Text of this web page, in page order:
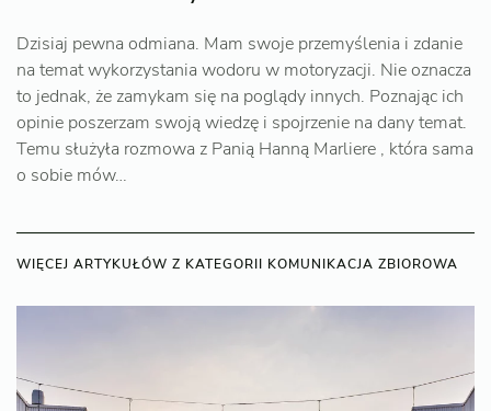
Dzisiaj pewna odmiana. Mam swoje przemyślenia i zdanie
na temat wykorzystania wodoru w motoryzacji. Nie oznacza
to jednak, że zamykam się na poglądy innych. Poznając ich
opinie poszerzam swoją wiedzę i spojrzenie na dany temat.
Temu służyła rozmowa z Panią Hanną Marliere , która sama
o sobie mów…
WIĘCEJ ARTYKUŁÓW Z KATEGORII KOMUNIKACJA ZBIOROWA